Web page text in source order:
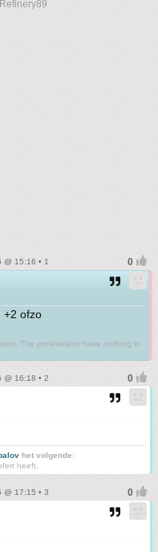
@ 15:16 • 1
+2 ofzo
The proletarians have nothing to
@ 16:18 • 2
het volgende:
heeft.
@ 17:15 • 3